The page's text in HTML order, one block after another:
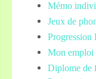
Mémo
Jeux de
Progression
Mon emploi
Diplome de